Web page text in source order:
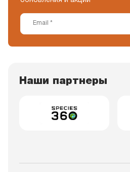
Наши партнеры